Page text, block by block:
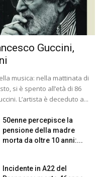
Guccini,
musica: nella mattinata di
si è spento all’età di 86
L’artista è deceduto a...
50enne percepisce la
pensione della madre
morta da oltre 10 anni:...
Incidente in A22 del